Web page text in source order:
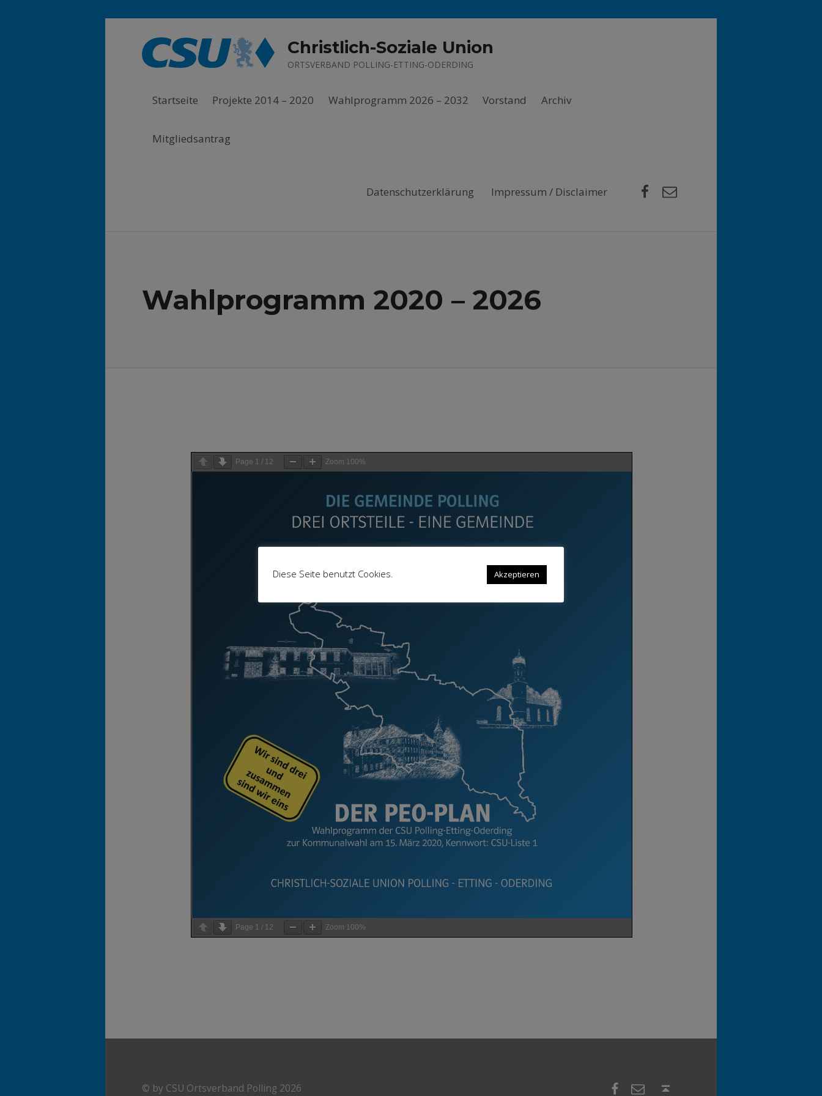
Zur Hauptnavigation springen
Zum Hauptinhalt springen
Zum Footer springen
Christlich-Soziale Union
ORTSVERBAND POLLING-ETTING-ODERDING
Startseite Projekte 2014 – 2020 Wahlprogramm 2026 – 2032 Vorstand Archiv
Mitgliedsantrag
Datenschutzerklärung Impressum / Disclaimer
Wahlprogramm 2020 – 2026
Page 1 / 12 Zoom 100%
Page 1 / 12 Zoom 100%
© by CSU Ortsverband Polling 2026
Facebook
Diese Seite benutzt Cookies. Akzeptieren